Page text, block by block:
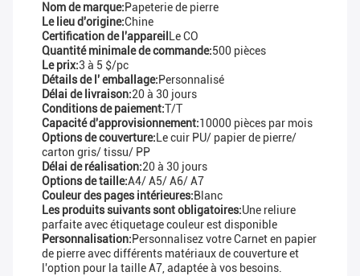
Nom de marque:Papeterie de pierre
Le lieu d'origine:Chine
Certification de l'appareil Le CO
Quantité minimale de commande:500 pièces
Le prix:3 à 5 $/pc
Détails de l' emballage:Personnalisé
Délai de livraison:20 à 30 jours
Conditions de paiement:T/T
Capacité d'approvisionnement:10000 pièces par mois
Options de couverture:Le cuir PU/ papier de pierre/
carton gris/ tissu/ PP
Délai de réalisation:20 à 30 jours
Options de taille:A4/ A5/ A6/ A7
Couleur des pages intérieures:Blanc
Les produits suivants sont obligatoires:Une reliure
parfaite avec étiquetage couleur est disponible
Personnalisation:Personnalisez votre Carnet en papier
de pierre avec différents matériaux de couverture et
l'option pour la taille A7, adaptée à vos besoins.